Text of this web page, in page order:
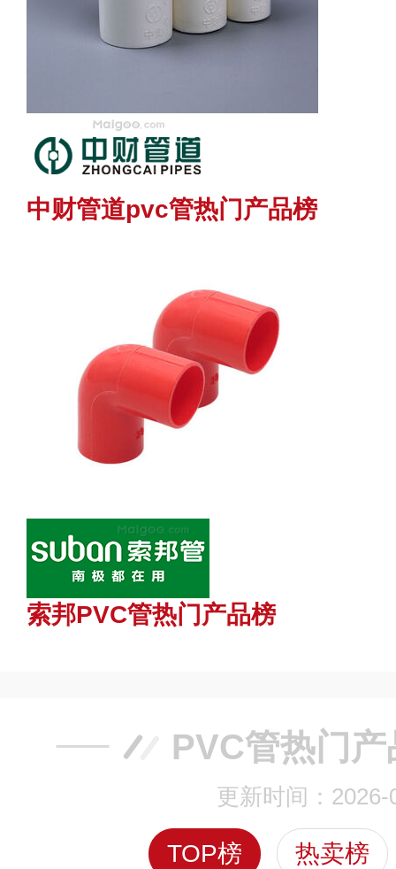
中财管道pvc管热门产品榜
索邦PVC管热门产品榜
PVC管热门
更新时间：2026-
TOP榜 热卖榜